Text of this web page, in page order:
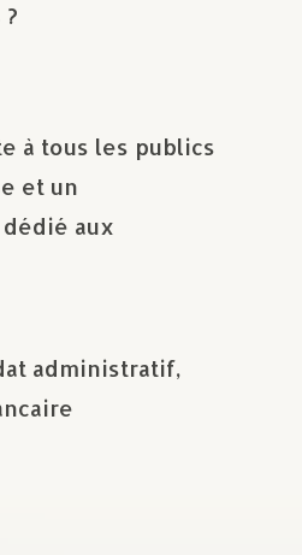
à tous les publics
et un
aux
administratif,